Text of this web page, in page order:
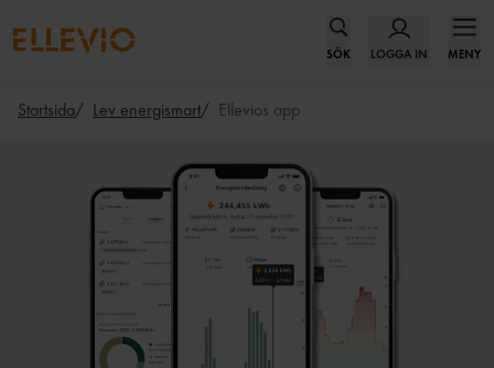
SÖK LOGGA IN MENY
Startsida Lev energismart Ellevios app